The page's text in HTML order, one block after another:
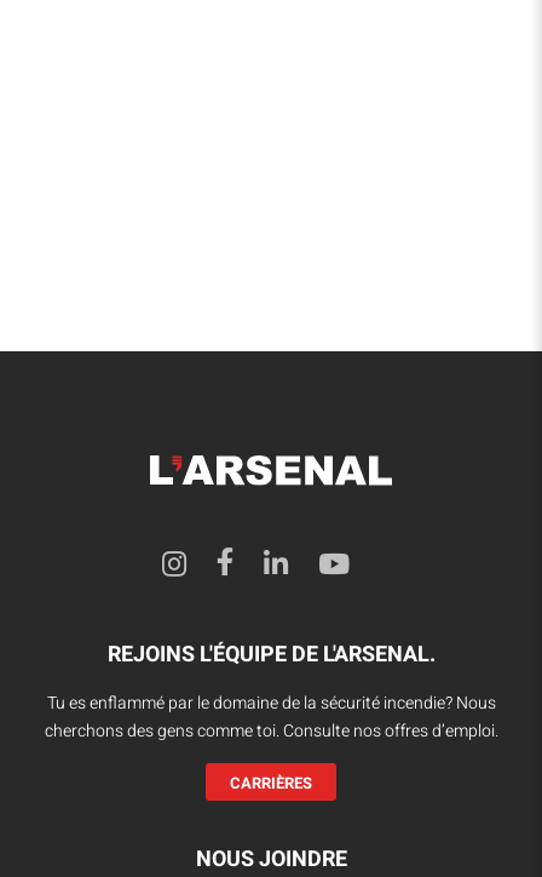
REJOINS L'ÉQUIPE DE L'ARSENAL.
Tu es enflammé par le domaine de la sécurité incendie? Nous
cherchons des gens comme toi. Consulte nos offres d’emploi.
CARRIÈRES
NOUS JOINDRE